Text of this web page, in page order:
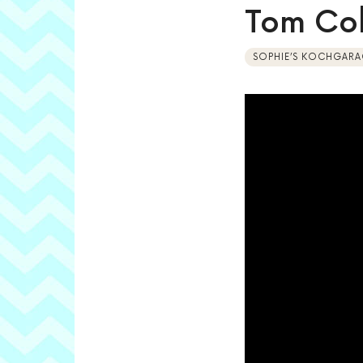
Tom
SOPHIE’S